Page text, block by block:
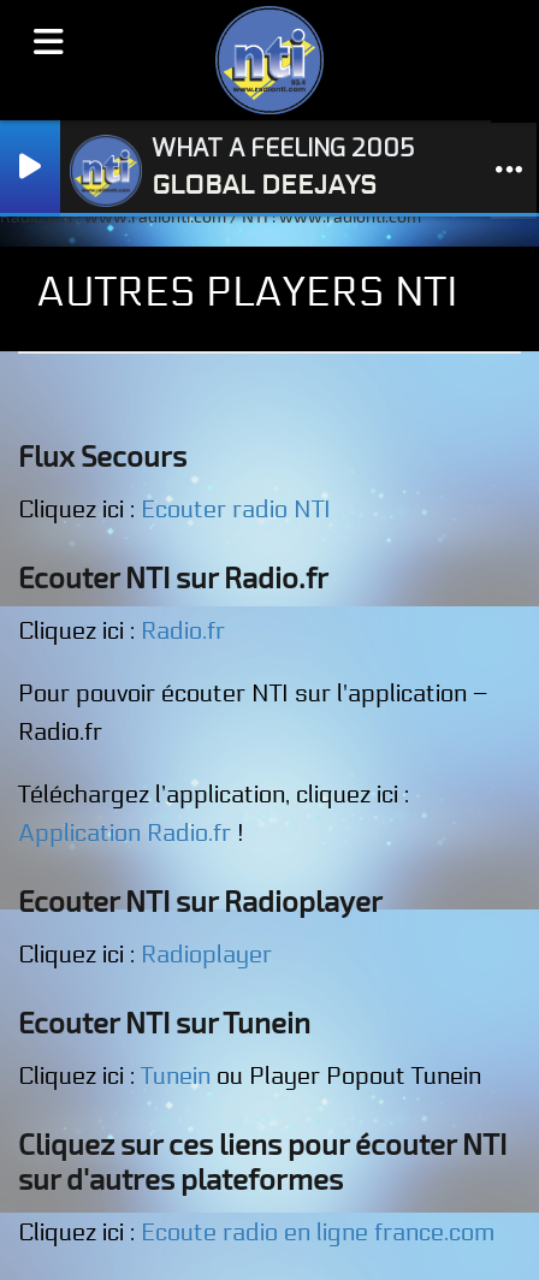
Radio NTI : www.radionti.com / NTI : www.radionti.com
WHAT A FEELING 2005
GLOBAL DEEJAYS
AUTRES PLAYERS NTI
Flux Secours
Cliquez ici : Ecouter radio NTI
Ecouter NTI sur Radio.fr
Cliquez ici : Radio.fr
Pour pouvoir écouter NTI sur l'application –
Radio.fr
Téléchargez l’application, cliquez ici :
Application Radio.fr !
Ecouter NTI sur Radioplayer
Cliquez ici : Radioplayer
Ecouter NTI sur Tunein
Cliquez ici : Tunein ou Player Popout Tunein
Cliquez sur ces liens pour écouter NTI
sur d'autres plateformes
Cliquez ici : Ecoute radio en ligne france.com